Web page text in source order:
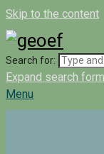
Skip to the content
Search for:
Expand search form
Menu